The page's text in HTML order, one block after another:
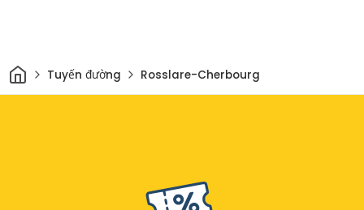
Trang chủ
Tuyến đường Rosslare-Cherbourg